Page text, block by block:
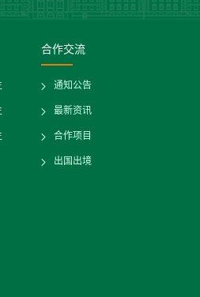
合作交流
通知公告
最新资讯
合作项目
出国出境